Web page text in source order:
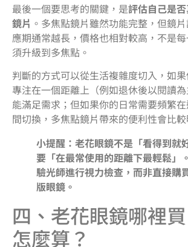
最後一個要思考的關鍵，是評估自己是
鏡片 。多焦點鏡片雖然功能完整，但鏡
應期通常越長，價格也相對較高，不是
須升級到多焦點。
判斷的方式可以從生活複雜度切入，如
專注在一個距離上（例如退休後以閱讀
能滿足需求；但如果你的日常需要頻繁
間切換，多焦點鏡片帶來的便利性會比較
小提醒：老花眼鏡不是「看得到就
要「在最常使用的距離下最輕鬆」
驗光師進行視力檢查，而非直接購
版眼鏡。
四、老花眼鏡哪裡
怎麼算？